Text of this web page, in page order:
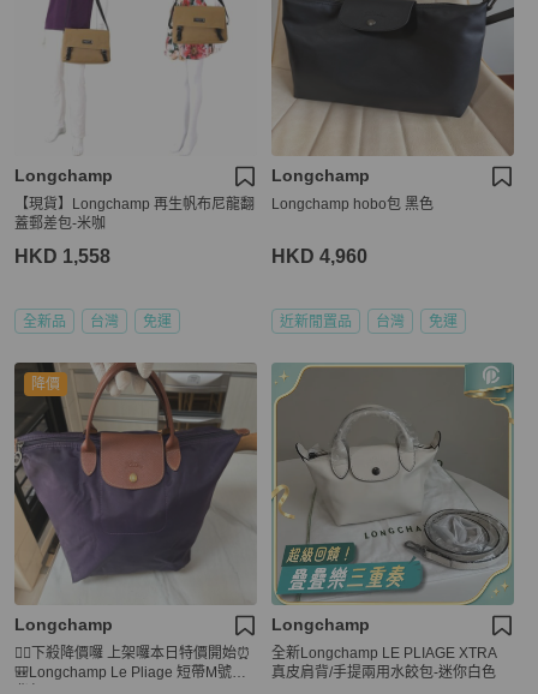
Longchamp
【現貨】Longchamp 再生帆布尼龍翻
蓋郵差包-米咖
HKD 1,558
全新品 台灣 免運
Longchamp
Longchamp hobo包 黑色
HKD 4,960
近新閒置品 台灣 免運
降價
Longchamp
💁‍♂️下殺降價囉 上架囉本日特價開始⏰
🎒Longchamp Le Pliage 短帶M號肩
Longchamp
全新Longchamp LE PLIAGE XTRA
真皮肩背/手提兩用水餃包-迷你白色